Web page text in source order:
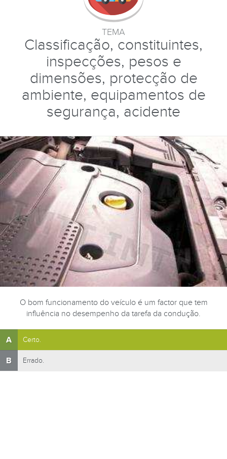
TEMA
Classificação, constituintes,
inspecções, pesos e
dimensões, protecção de
ambiente, equipamentos de
segurança, acidente
O bom funcionamento do veículo é um factor que tem
influência no desempenho da tarefa da condução.
A Certo.
B Errado.